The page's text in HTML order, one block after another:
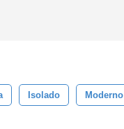
Isolado Moderno